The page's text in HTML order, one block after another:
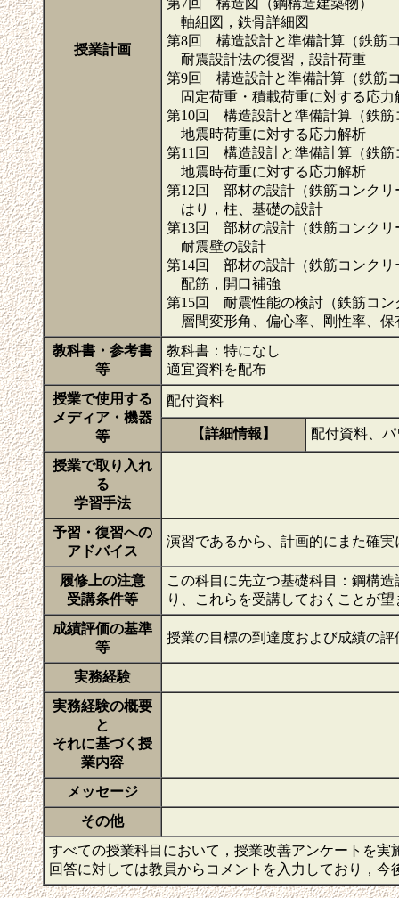
授業計画
第7回 構造図（鋼構造建築物）
軸組図，鉄骨詳細図
第8回 構造設計と準備計算（鉄筋
耐震設計法の復習，設計荷重
第9回 構造設計と準備計算（鉄筋
固定荷重・積載荷重に対する応力
第10回 構造設計と準備計算（鉄筋
地震時荷重に対する応力解析
第11回 構造設計と準備計算（鉄筋
地震時荷重に対する応力解析
第12回 部材の設計（鉄筋コンクリ
はり，柱、基礎の設計
第13回 部材の設計（鉄筋コンクリ
耐震壁の設計
第14回 部材の設計（鉄筋コンクリ
配筋，開口補強
第15回 耐震性能の検討（鉄筋コン
層間変形角、偏心率、剛性率、
教科書・参考書
等
教科書：特になし
適宜資料を配布
授業で使用する
メディア・機器
等
配付資料
【詳細情報】 配付資料、
授業で取り入れ
る
学習手法
予習・復習への
アドバイス
演習であるから、計画的にまた確
履修上の注意
受講条件等
この科目に先立つ基礎科目：鋼構
り、これらを受講しておくことが
成績評価の基準
等
授業の目標の到達度および成績の
実務経験
実務経験の概要
と
それに基づく授
業内容
メッセージ
その他
すべての授業科目において，授業改善アンケートを
回答に対しては教員からコメントを入力しており，